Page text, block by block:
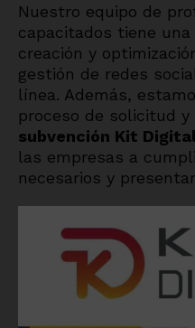
Nuestro equipo de
capacitados tiene
creación y
gestión de redes
línea. Además,
proceso de solicitud y
subvención Kit
las empresas a
necesarios y